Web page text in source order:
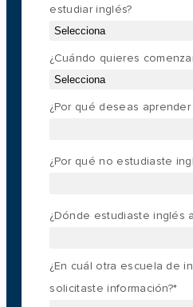
estudiar inglés?
¿Cuándo quieres
¿Por qué deseas
¿Por qué no estudiaste
¿Dónde estudiaste inglés
¿En cuál otra escuela de
solicitaste información?*